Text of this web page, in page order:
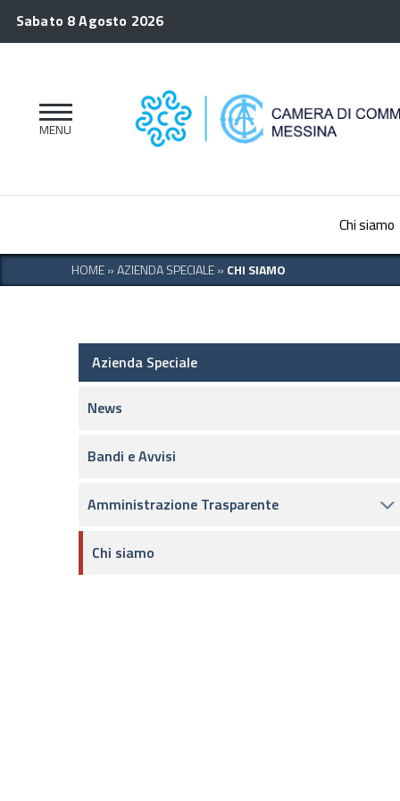
Sabato 8 Agosto 2026
Chi siamo
HOME»AZIENDA SPECIALE» CHI SIAMO
Azienda Speciale
News
Bandi e Avvisi
Amministrazione Trasparente
Chi siamo